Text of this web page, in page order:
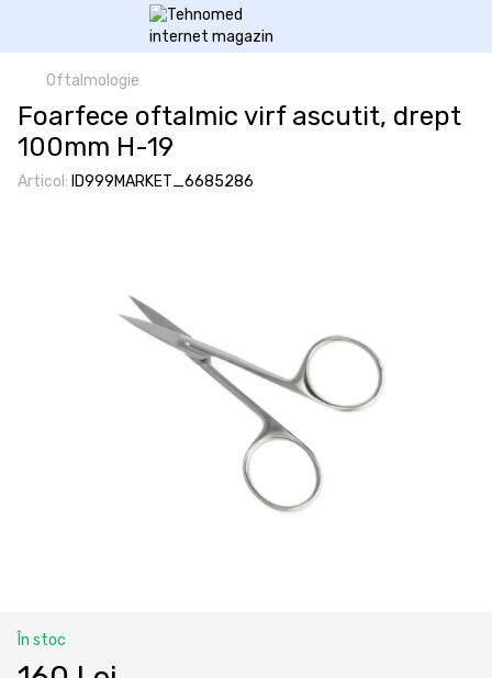
Oftalmologie
Foarfece oftalmic virf ascutit, drept
100mm Н-19
Articol: ID999MARKET_6685286
În stoc